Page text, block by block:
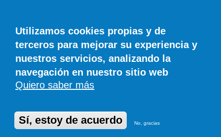
Hierro
EFE 0 COMENTARIOS
© SIROCO INFORMACIÓN SL | Tel. 828 081 655 | Móvil y WhatsApp 606 845
886 |info@diariodefuerteventura.com
Publicidad
Aviso legal| Política de cookies
Desarrollado en Drupal por Suomitech
Utilizamos cookies propias y de
terceros para mejorar su experiencia y
nuestros servicios, analizando la
navegación en nuestro sitio web
Quiero saber más
Sí, estoy de acuerdo No, gracias